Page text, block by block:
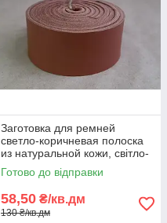
Заготовка для ремней
светло-коричневая полоска
из натуральной кожи, світло-
коричнева реміна полоса зі
шкіри
Готово до відправки
58,50 ₴/кв.дм
130 ₴/кв.дм